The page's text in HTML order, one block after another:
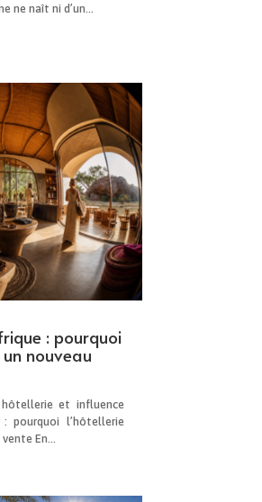
ne naît ni d’un...
: pourquoi
nouveau
et influence
pourquoi l’hôtellerie
En...